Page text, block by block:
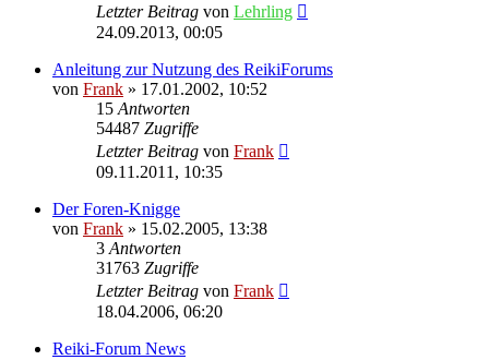
Letzter Beitrag von Lehrling
24.09.2013, 00:05
Anleitung zur Nutzung des ReikiForums
von Frank » 17.01.2002, 10:52
15 Antworten
54487 Zugriffe
Letzter Beitrag von Frank
09.11.2011, 10:35
Der Foren-Knigge
von Frank » 15.02.2005, 13:38
3 Antworten
31763 Zugriffe
Letzter Beitrag von Frank
18.04.2006, 06:20
Reiki-Forum News